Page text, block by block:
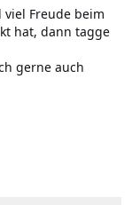
Freude beim
hat, dann tagge
gerne auch